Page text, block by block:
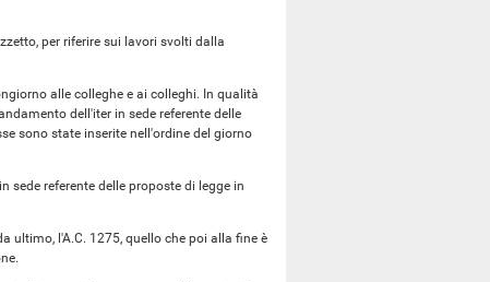
per riferire sui lavori svolti dalla
alle colleghe e ai colleghi. In qualità
dell'iter in sede referente delle
sono state inserite nell'ordine del giorno
sede referente delle proposte di legge in
ultimo, l'A.C. 1275, quello che poi alla fine è